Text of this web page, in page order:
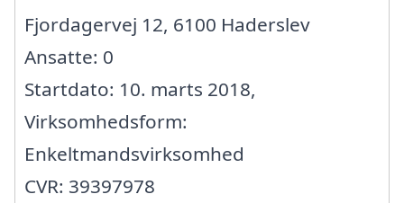
Fjordagervej 12, 6100 Haderslev
Ansatte: 0
Startdato: 10. marts 2018,
Virksomhedsform:
Enkeltmandsvirksomhed
CVR: 39397978